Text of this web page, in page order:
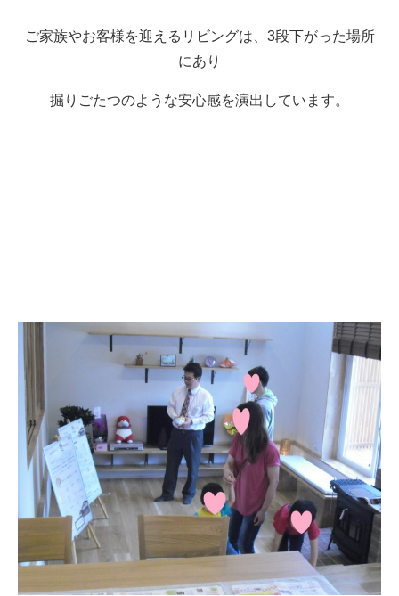
ご家族やお客様を迎えるリビングは、3段下がった場所
にあり
掘りごたつのような安心感を演出しています。